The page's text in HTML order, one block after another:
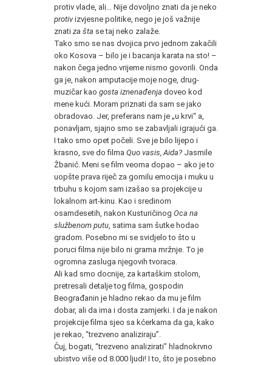
protiv vlade, ali… Nije dovoljno znati da je neko
protivizvjesne politike, nego je još važnije
znati za šta se taj neko zalaže.
Tako smo se nas dvojica prvo jednom zakačili
oko Kosova – bilo je i bacanja karata na sto! –
nakon čega jedno vrijeme nismo govorili. Onda
ga je, nakon amputacije moje noge, drug-
muzičar kao gosta iznenađenja doveo kod
mene kući. Moram priznati da sam se jako
obradovao. Jer, preferans nam je „u krvi“ a,
ponavljam, sjajno smo se zabavljali igrajući ga.
I tako smo opet počeli. Sve je bilo lijepo i
krasno, sve do filma Quo vasis, Aida? Jasmile
Žbanić. Meni se film veoma dopao – ako je to
uopšte prava riječ za gomilu emocija i muku u
trbuhu s kojom sam izašao sa projekcije u
lokalnom art-kinu. Kao i sredinom
osamdesetih, nakon Kusturičinog Oca na
službenom putu , satima sam šutke hodao
gradom. Posebno mi se svidjelo to što u
poruci filma nije bilo ni grama mržnje. To je
ogromna zasluga njegovih tvoraca.
Ali kad smo docnije, za kartaškim stolom,
pretresali detalje tog filma, gospodin
Beograđanin je hladno rekao da mu je film
dobar, ali da ima i dosta zamjerki. I da je nakon
projekcije filma sjeo sa kćerkama da ga, kako
je rekao, “trezveno analiziraju”.
Čuj, bogati, “trezveno analizirati” hladnokrvno
ubistvo više od 8.000 ljudi! I to, što je posebno